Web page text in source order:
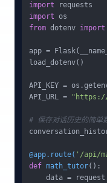
import
import
from dotenv import
app =
load_dotenv()
API_KEY =
API_URL =
"https://
# 保存对话历史的简单
@app.route( '/api/
def math_tutor():
data =